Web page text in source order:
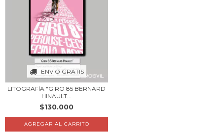
ENVÍO GRATIS
LITOGRAFÍA "GIRO 85 BERNARD
HINAULT...
$130.000
AGREGAR AL CARRITO